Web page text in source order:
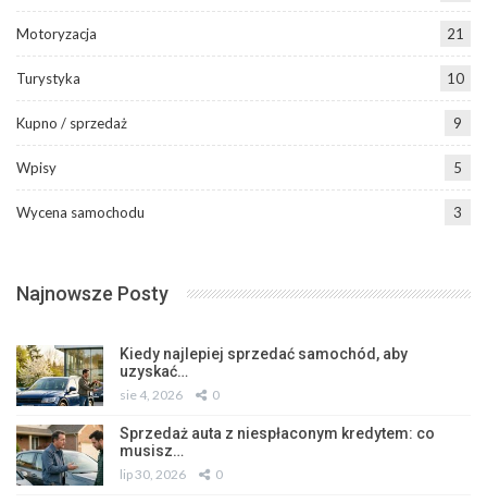
Motoryzacja 21
Turystyka 10
Kupno / sprzedaż 9
Wpisy 5
Wycena samochodu 3
Najnowsze Posty
Kiedy najlepiej sprzedać samochód, aby
uzyskać…
sie 4, 2026 0
Sprzedaż auta z niespłaconym kredytem: co
musisz…
lip 30, 2026 0